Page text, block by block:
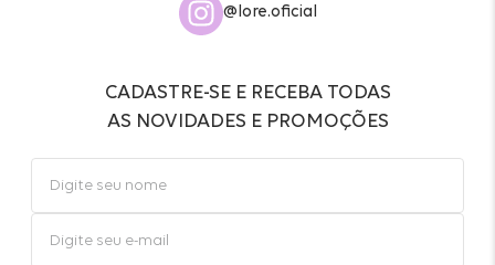
@lore.oficial
CADASTRE-SE E RECEBA TODAS
AS NOVIDADES E PROMOÇÕES